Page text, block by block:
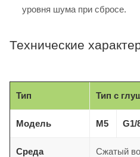
уровня шума при сбросе.
Технические
Тип Тип с
Модель M5 G1/
Среда Сжатый